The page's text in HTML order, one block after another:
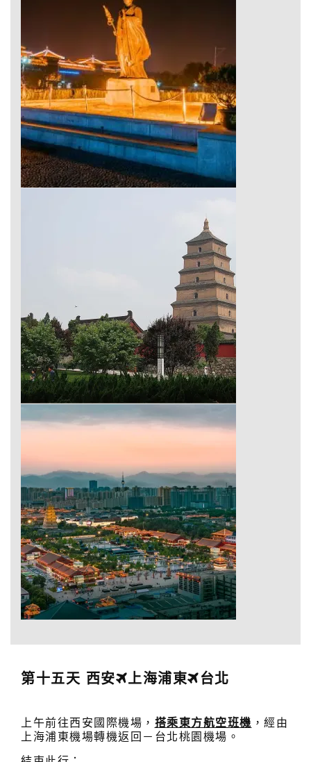
第十五天 西安 上海浦東 台北
上午前往西安國際機場， 搭乘東方航空班機 ，經由
上海浦東機場轉機返回－台北桃園機場。